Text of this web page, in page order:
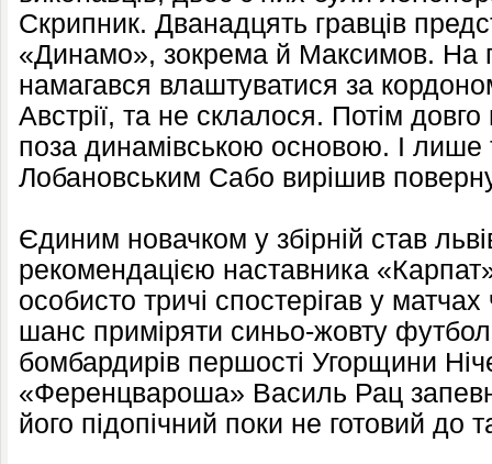
Скрипник. Дванадцять гравців
«Динамо», зокрема й Максимов. На
намагався влаштуватися за
Австрії, та не склалося. Потім
поза динамівською основою. І лише
Лобановським Сабо вирішив
Єдиним новачком у збірній став
рекомендацією наставника
особисто тричі спостерігав у
шанс приміряти синьо-жовту
бомбардирів першості Угорщини
«Ференцвароша» Василь Рац
його підопічний поки не готовий до